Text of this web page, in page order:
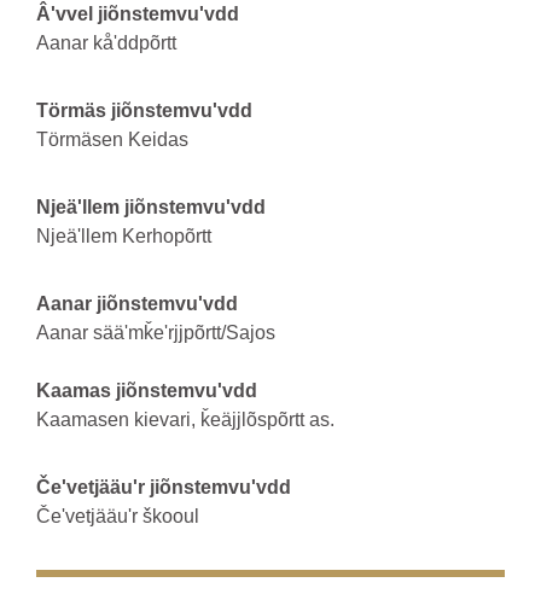
Âʹvvel jiõnstemvuʹvdd
Aanar kåʹddpõrtt
Törmäs jiõnstemvuʹvdd
Törmäsen Keidas
Njeäʹllem jiõnstemvuʹvdd
Njeäʹllem Kerhopõrtt
Aanar jiõnstemvuʹvdd
Aanar sääʹmǩeʹrjjpõrtt/Sajos
Kaamas jiõnstemvuʹvdd
Kaamasen kievari, ǩeäjjlõspõrtt as.
Čeʹvetjääuʹr jiõnstemvuʹvdd
Čeʹvetjääuʹr škooul